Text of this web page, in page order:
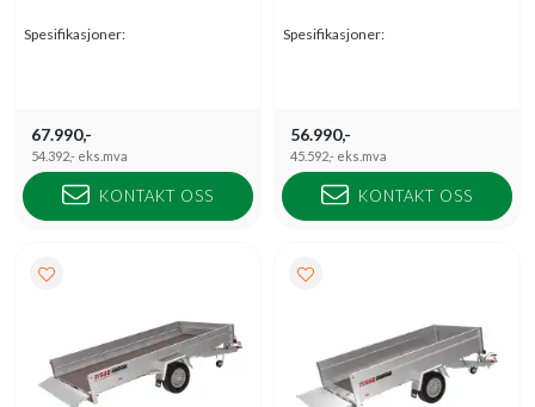
Spesifikasjoner:
67.990,-
54.392,- eks.mva
KONTAKT OSS
Spesifikasjoner:
56.990,-
45.592,- eks.mva
KONTAKT OSS